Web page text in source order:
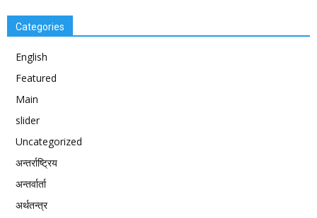
Categories
English
Featured
Main
slider
Uncategorized
अन्तर्राष्ट्रिय
अन्तर्वार्ता
अर्थतन्त्र